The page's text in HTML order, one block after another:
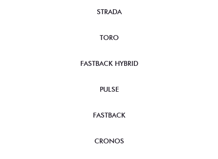
STRADA
TORO
FASTBACK HYBRID
PULSE
FASTBACK
CRONOS